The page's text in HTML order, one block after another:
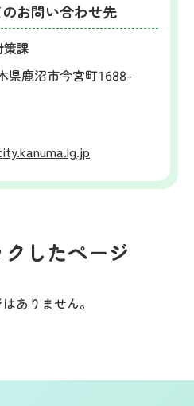
お問い合わせ先
課
県鹿沼市今宮町1688-
したページ
ありません。